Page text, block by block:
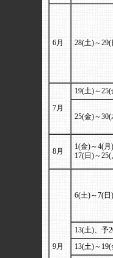
6月 28(土)～29(
7月
19(土)～25(
25(金)～30(
8月
1(金)～4(月)
17(日)～25(
9月
6(土)～7(日)
13(土)、予
13(土)～19(